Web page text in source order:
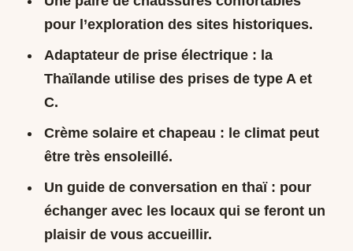
pour l’exploration des sites historiques.
Adaptateur de prise électrique : la
Thaïlande utilise des prises de type A et
C.
Crème solaire et chapeau : le climat peut
être très ensoleillé.
Un guide de conversation en thaï : pour
échanger avec les locaux qui se feront un
plaisir de vous accueillir.